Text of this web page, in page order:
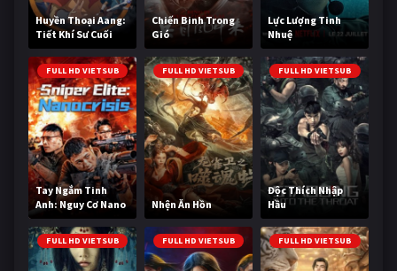
Huyền Thoại Aang:
Tiết Khí Sư Cuối
Cùng
Chiến Binh Trong
Gió
Lực Lượng Tinh
Nhuệ
FULL HD VIETSUB
Tay Ngắm Tinh
Anh: Nguy Cơ Nano
FULL HD VIETSUB
Nhện Ăn Hồn
FULL HD VIETSUB
Độc Thích Nhập
Hầu
FULL HD VIETSUB FULL HD VIETSUB FULL HD VIETSUB